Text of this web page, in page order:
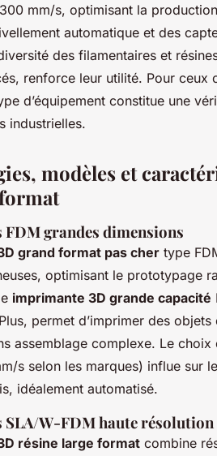
mm/s, optimisant la
automatique et des
des filamentaires et
renforce leur utilité. Pour ceux
d’équipement constitue une
industrielles.
modèles et
grandes dimensions
grand format pas cher type
optimisant le prototypage
imprimante 3D grande capacité
permet d’imprimer des
assemblage complexe. Le choix
s selon les marques) influe sur
idéalement automatisé.
W-FDM haute résolution
résine large format combine